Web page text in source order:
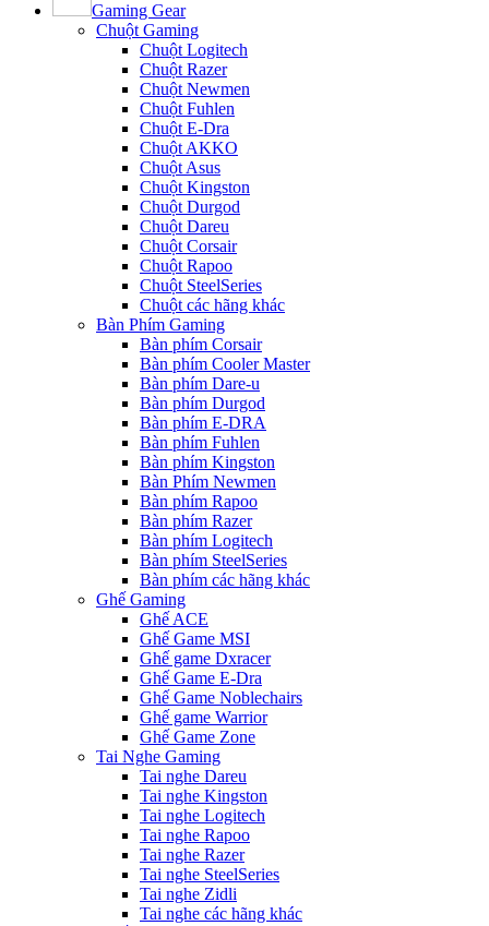
Gaming Gear
Chuột Gaming
Chuột Logitech
Chuột Razer
Chuột Newmen
Chuột Fuhlen
Chuột E-Dra
Chuột AKKO
Chuột Asus
Chuột Kingston
Chuột Durgod
Chuột Dareu
Chuột Corsair
Chuột Rapoo
Chuột SteelSeries
Chuột các hãng khác
Bàn Phím Gaming
Bàn phím Corsair
Bàn phím Cooler Master
Bàn phím Dare-u
Bàn phím Durgod
Bàn phím E-DRA
Bàn phím Fuhlen
Bàn phím Kingston
Bàn Phím Newmen
Bàn phím Rapoo
Bàn phím Razer
Bàn phím Logitech
Bàn phím SteelSeries
Bàn phím các hãng khác
Ghế Gaming
Ghế ACE
Ghế Game MSI
Ghế game Dxracer
Ghế Game E-Dra
Ghế Game Noblechairs
Ghế game Warrior
Ghế Game Zone
Tai Nghe Gaming
Tai nghe Dareu
Tai nghe Kingston
Tai nghe Logitech
Tai nghe Rapoo
Tai nghe Razer
Tai nghe SteelSeries
Tai nghe Zidli
Tai nghe các hãng khác